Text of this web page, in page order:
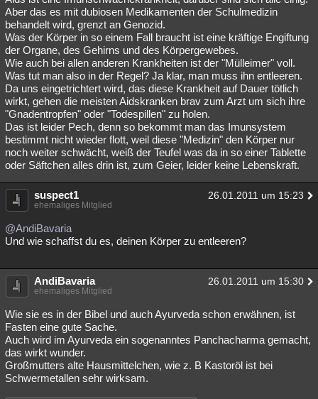
Astronomie Helpdesk Gruppen Gaming Filme
Musik Clash Verbesserungen Allmystery English
Übersichten
Besucht Teilgenommen Alle Neue Geschlossen
Lesenswert Schlüsselwörter
Aber das es mit dubiosen Medikamenten der Schulmedizin
behandelt wird, grenzt an Genozid.
Was der Körper in so einem Fall braucht ist eine kräftige Engiftung
der Organe, des Gehirns und des Körpergewebes.
Wie auch bei allen anderen Krankheiten ist der "Mülleimer" voll.
Was tut man also in der Regel? Ja klar, man muss ihn entleeren.
Da uns eingetrichtert wird, das diese Krankheit auf Dauer tötlich
wirkt, gehen die meisten Aidskranken brav zum Arzt um sich ihre
"Gnadentropfen" oder "Todespillen" zu holen.
Das ist leider Pech, denn so bekommt man das Imunsystem
bestimmt nicht wieder flott, weil diese "Medizin" den Körper nur
noch weiter schwächt, weiß der Teufel was da in so einer Tablette
oder Säftchen alles drin ist, zum Geier, leider keine Lebenskraft.
suspect1 26.01.2011 um 15:23
ehemaliges Mitglied
@AndiBavaria
Und wie schaffst du es, deinen Körper zu entleeren?
AndiBavaria 26.01.2011 um 15:30
ehemaliges Mitglied
Wie sie es in der Bibel und auch Ayurveda schon erwähnen, ist
Fasten eine gute Sache.
Auch wird im Ayurveda ein sogenanntes Panchacharma gemacht,
das wirkt wunder.
Großmutters alte Hausmittelchen, wie z. B Kastoröl ist bei
Schwermetallen sehr wirksam.